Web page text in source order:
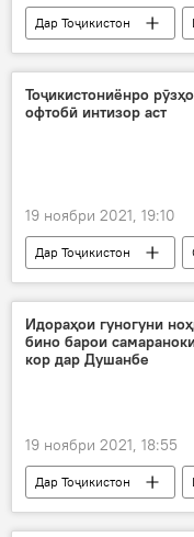
Дар Тоҷикистон
вилоят
борон
Тоҷикистониёнро
офтобӣ интизор аст
19 ноябри 2021, 19:10
Дар Тоҷикистон
истироҳат
Идораҳои гуногуни
бино барои
кор дар Душанбе
19 ноябри 2021, 18:55
Дар Тоҷикистон
якҷоя